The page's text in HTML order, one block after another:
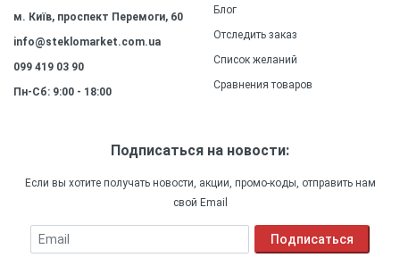
м. Київ, проспект Перемоги, 60
info@steklomarket.com.ua
099 419 03 90
Пн-Сб: 9:00 - 18:00
Блог
Отследить заказ
Список желаний
Сравнения товаров
Подписаться на новости:
Если вы хотите получать новости, акции, промо-коды, отправить нам
свой Email
Email Подписаться